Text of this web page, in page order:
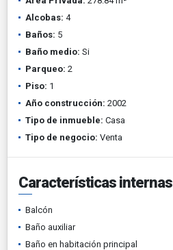
Alcobas: 4
Baños: 5
Baño medio: Si
Parqueo: 2
Piso: 1
Año construcción: 2002
Tipo de inmueble: Casa
Tipo de negocio: Venta
Características internas
Balcón
Baño auxiliar
Baño en habitación principal